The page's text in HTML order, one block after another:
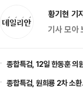
황기현
기사 모아
종합특검, 12일 한동훈 의
종합특검, 원희룡 2차 소